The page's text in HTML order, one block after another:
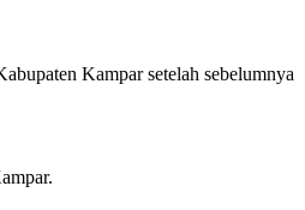
Kampar setelah sebelumnya